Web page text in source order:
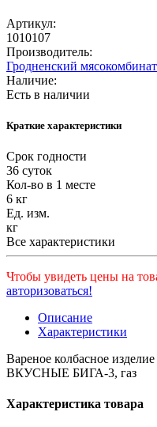
Артикул:
1010107
Производитель:
Гродненский мясокомбинат
Наличие:
Есть в наличии
Краткие характеристики
Срок годности
36 суток
Кол-во в 1 месте
6 кг
Ед. изм.
кг
Все характеристики
Чтобы увидеть цены на
авторизоваться!
Описание
Характеристики
Вареное колбасное
ВКУСНЫЕ БИГА-3, газ
Характеристика товара